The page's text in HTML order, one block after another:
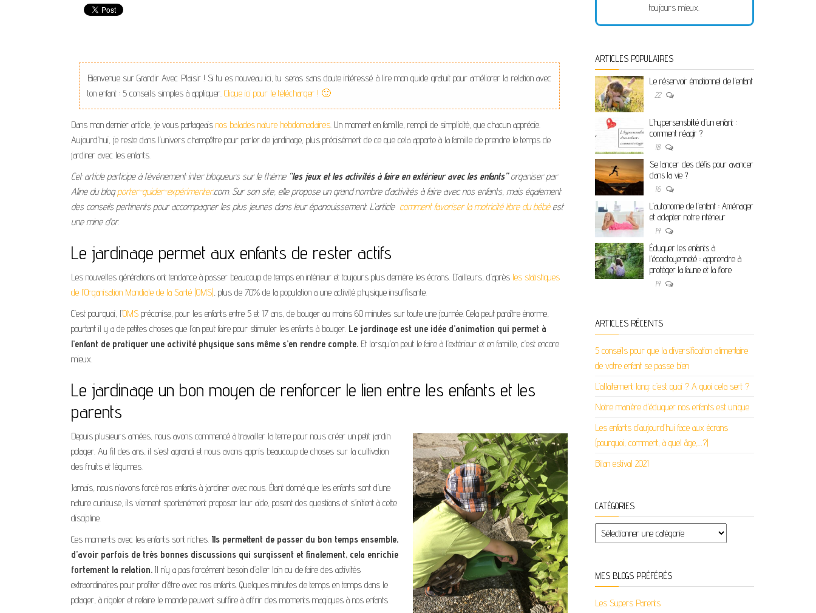
Bienvenue sur Grandir Avec Plaisir ! Si tu es nouveau ici, tu seras sans doute intéressé à lire mon guide gratuit pour améliorer la relation avec
ton enfant : 5 conseils simples à appliquer. Clique ici pour le télécharger ! 🙂
Dans mon dernier article, je vous partageais nos balades nature hebdomadaires. Un moment en famille, rempli de simplicité, que chacun apprécie.
Aujourd’hui, je reste dans l’univers champêtre pour parler de jardinage, plus précisément de ce que cela apporte à la famille de prendre le temps de
jardiner avec les enfants.
Cet article participe à l’événement inter blogueurs sur le thème “les jeux et les activités à faire en extérieur avec les enfants”organiser par
Aline du blogporter-guider-expérimenter.com. Sur son site, elle propose un grand nombre d’activités à faire avec nos enfants, mais également
des conseils pertinents pour accompagner les plus jeunes dans leur épanouissement. L’article comment favoriser la motricité libre du bébéest
une mine d’or.
Le jardinage permet aux enfants de rester actifs
Les nouvelles générations ont tendance à passer beaucoup de temps en intérieur et toujours plus derrière les écrans. D’ailleurs, d’après les statistiques
de l’Organisation Mondiale de la Santé (OMS), plus de 70% de la population a une activité physique insuffisante.
C’est pourquoi, l’OMS préconise, pour les enfants entre 5 et 17 ans, de bouger au moins 60 minutes sur toute une journée. Cela peut paraître énorme,
pourtant il y a de petites choses que l’on peut faire pour stimuler les enfants à bouger. Le jardinage est une idée d’animation qui permet à
l’enfant de pratiquer une activité physique sans même s’en rendre compte. Et lorsqu’on peut le faire à l’extérieur et en famille, c’est encore
mieux.
Le jardinage un bon moyen de renforcer le lien entre les enfants et les
parents
Depuis plusieurs années, nous avons commencé à travailler la terre pour nous créer un petit jardin
potager. Au fil des ans, il s’est agrandi et nous avons appris beaucoup de choses sur la cultivation
des fruits et légumes.
Jamais, nous n’avons forcé nos enfants à jardiner avec nous. Étant donné que les enfants sont d’une
nature curieuse, ils viennent spontanément proposer leur aide, posent des questions et s’initient à cette
discipline.
Ces moments avec les enfants sont riches. Ils permettent de passer du bon temps ensemble,
d’avoir parfois de très bonnes discussions qui surgissent et finalement, cela enrichie
fortement la relation. Il n’y a pas forcément besoin d’aller loin ou de faire des activités
extraordinaires pour profiter d’être avec nos enfants. Quelques minutes de temps en temps dans le
potager, à rigoler et refaire le monde peuvent suffire à offrir des moments magiques à nos enfants.
toujours mieux.
ARTICLES POPULAIRES
Le réservoir émotionnel de l’enfant
22
L’hypersensibilité d’un enfant :
comment réagir ?
18
Se lancer des défis pour avancer
dans la vie ?
16
L’autonomie de l’enfant : Aménager
et adapter notre intérieur
14
Éduquer les enfants à
l’écocitoyenneté : apprendre à
protéger la faune et la flore
14
ARTICLES RÉCENTS
5 conseils pour que la diversification alimentaire
de votre enfant se passe bien
L’allaitement long: c’est quoi ? A quoi cela sert ?
Notre manière d’éduquer nos enfants est unique
Les enfants d’aujourd’hui face aux écrans
(pourquoi, comment, à quel âge,…?)
Bilan estival 2021
CATÉGORIES
Catégories
MES BLOGS PRÉFÉRÉS
Les Supers Parents